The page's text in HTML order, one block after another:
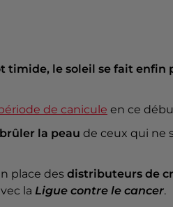
timide, le soleil se fait enfin
de canicule en ce
brûler la peau de ceux qui ne
place des distributeurs de
la Ligue contre le cancer.